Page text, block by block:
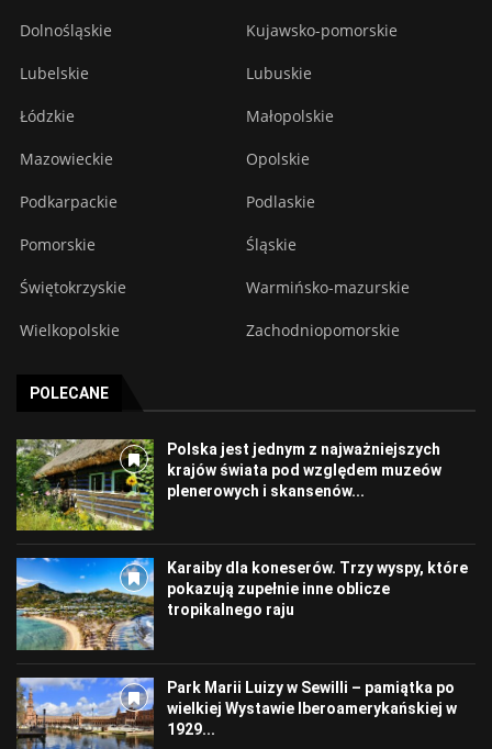
Dolnośląskie Kujawsko-pomorskie
Lubelskie Lubuskie
Łódzkie Małopolskie
Mazowieckie Opolskie
Podkarpackie Podlaskie
Pomorskie Śląskie
Świętokrzyskie Warmińsko-mazurskie
Wielkopolskie Zachodniopomorskie
POLECANE
Polska jest jednym z najważniejszych
krajów świata pod względem muzeów
plenerowych i skansenów...
Karaiby dla koneserów. Trzy wyspy, które
pokazują zupełnie inne oblicze
tropikalnego raju
Park Marii Luizy w Sewilli – pamiątka po
wielkiej Wystawie Iberoamerykańskiej w
1929...